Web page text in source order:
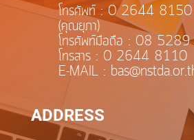
โทรศัพท์ : 0 2644
(คุณยุภา)
โทรศัพท์มือถือ : 08
โทรสาร : 0 2644 8110
E-MAIL :
ADDRESS